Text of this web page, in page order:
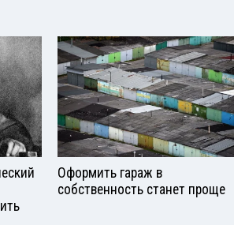
Оформить гараж в
собственность станет проще